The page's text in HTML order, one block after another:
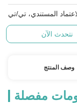
المستندي، تي/تي
نتحدث الآن
وصف المنتج
مفصلة